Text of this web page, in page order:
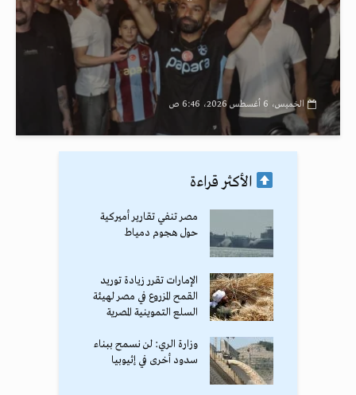
الخميس، 6 أغسطس 2026، 6:46 ص
الأكثر قراءة
مصر تنفي تقارير أميركية
حول هجوم دمياط
الإمارات تقرر زيادة توريد
القمح المزروع في مصر لهيئة
السلع التموينية المصرية
وزارة الري: لن نسمح ببناء
سدود أخرى في إثيوبيا